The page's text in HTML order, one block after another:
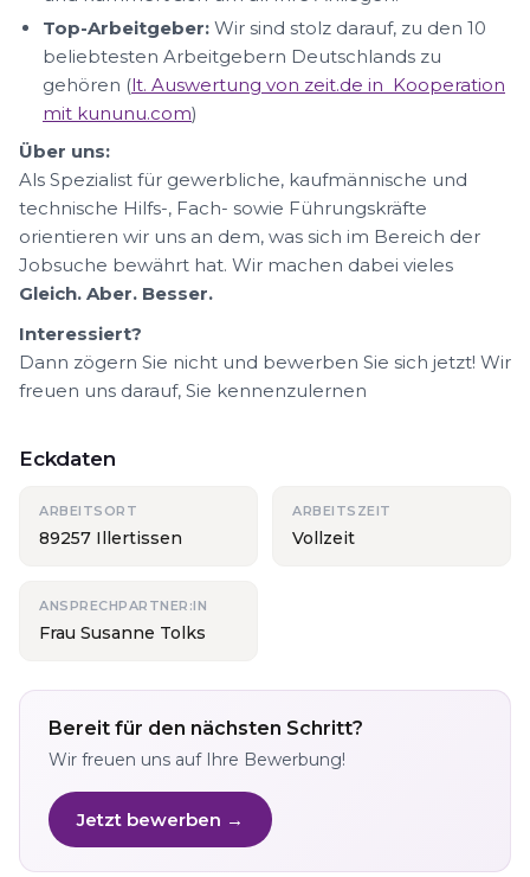
Top-Arbeitgeber: Wir sind stolz darauf, zu den 10
beliebtesten Arbeitgebern Deutschlands zu
gehören (lt. Auswertung von zeit.de in Kooperation
mit kununu.com)
Über uns:
Als Spezialist für gewerbliche, kaufmännische und
technische Hilfs-, Fach- sowie Führungskräfte
orientieren wir uns an dem, was sich im Bereich der
Jobsuche bewährt hat. Wir machen dabei vieles
Gleich. Aber. Besser.
Interessiert?
Dann zögern Sie nicht und bewerben Sie sich jetzt! Wir
freuen uns darauf, Sie kennenzulernen
Eckdaten
ARBEITSORT
89257 Illertissen
ARBEITSZEIT
Vollzeit
ANSPRECHPARTNER:IN
Frau Susanne Tolks
Bereit für den nächsten Schritt?
Wir freuen uns auf Ihre Bewerbung!
Jetzt bewerben →